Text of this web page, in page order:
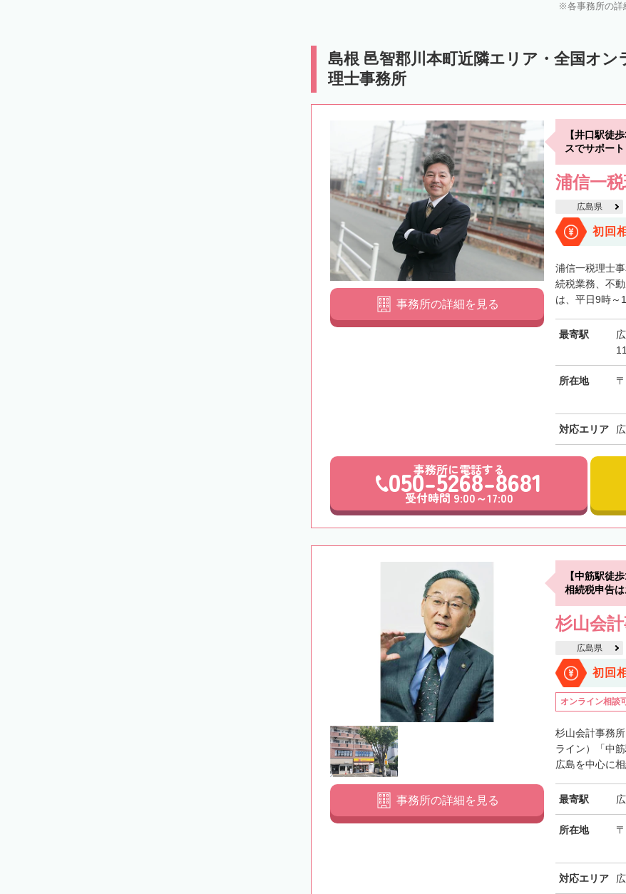
各事務所の詳
島根 邑智郡川本町近隣エリア・全国オ
理士事務所
【井口駅徒
スでサポート
浦信一
広島県
初回
浦信一税理士
続税業務、不
は、平日9時～
最寄駅
所在地
対応エリア
事務所の詳細を見る
事務所に電話する
050-5268-8681
受付時間 9:00～17:00
【中筋駅徒
相続税申告
杉山会
広島県
初回
オンライン相談
杉山会計事務
ライン）「中
広島を中心に
最寄駅
所在地
対応エリア
事務所の詳細を見る